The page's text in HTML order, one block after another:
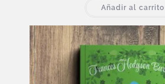
Añadir al carrito